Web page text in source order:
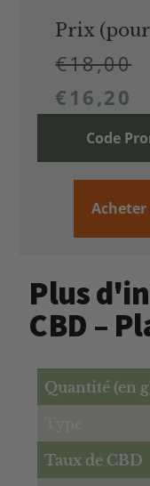
Prix (pour
€18,00
€ 16,20
Code
Acheter
Plus
CBD –
Quantité (en
Taux de CBD